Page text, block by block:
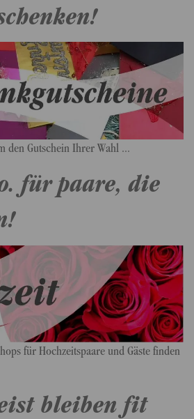
den Gutschein Ihrer Wahl ...
für paare, die
für Hochzeitspaare und Gäste finden
bleiben fit